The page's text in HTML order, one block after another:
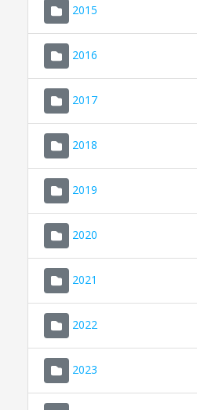
2015
2016
2017
2018
2019
2020
2021
2022
2023